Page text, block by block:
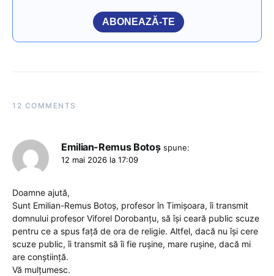
ABONEAZĂ-TE
12 COMMENTS
Emilian-Remus Botoș spune:
12 mai 2026 la 17:09
Doamne ajută,
Sunt Emilian-Remus Botoș, profesor în Timișoara, îi transmit
domnului profesor Viforel Dorobanțu, să își ceară public scuze
pentru ce a spus față de ora de religie. Altfel, dacă nu își cere
scuze public, îi transmit să îi fie rușine, mare rușine, dacă mi
are conștiință.
Vă mulțumesc.